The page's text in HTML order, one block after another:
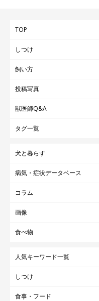
TOP
しつけ
飼い方
投稿写真
獣医師Q&A
タグ一覧
犬と暮らす
病気・症状データベース
コラム
画像
食べ物
人気キーワード一覧
しつけ
食事・フード